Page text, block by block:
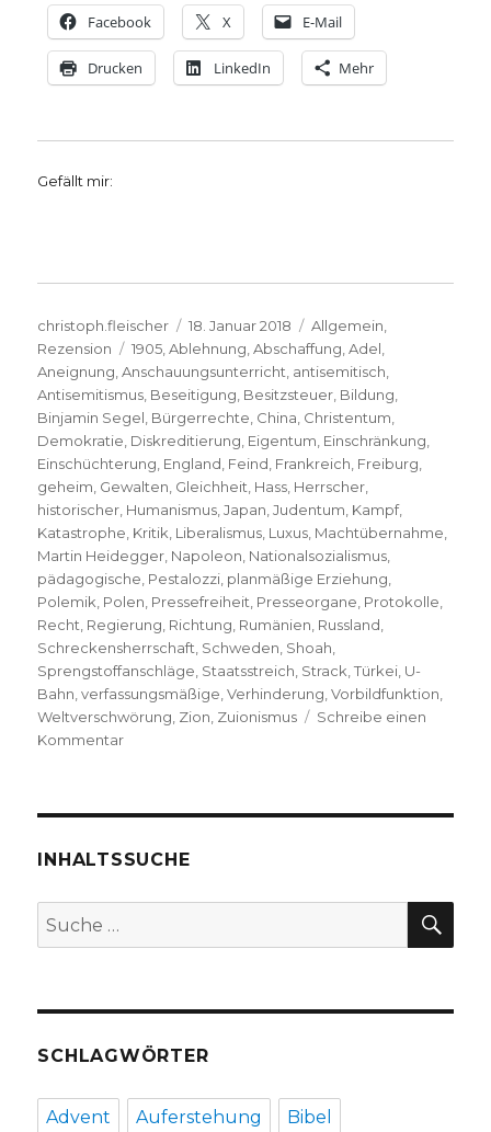
Facebook X E-Mail
Drucken LinkedIn Mehr
Gefällt mir:
Autor
christoph.fleischer
Veröffentlicht
am
18. Januar 2018 Kategorien
Allgemein
Rezension
Schlagwörter
1905 ,Ablehnung ,Abschaffung ,Adel
Aneignung ,Anschauungsunterricht antisemitisch
Antisemitismus Beseitigung Besitzsteuer Bildung
Binjamin Segel Bürgerrechte China Christentum
Demokratie Diskreditierung Eigentum Einschränkung
Einschüchterung England Feind Frankreich Freiburg
geheim Gewalten Gleichheit Hass Herrscher
historischer Humanismus ,Japan ,Judentum Kampf,
Katastrophe Kritik Liberalismus Luxus Machtübernahme
Martin Heidegger Napoleon Nationalsozialismus
pädagogische Pestalozzi planmäßige Erziehung
Polemik Polen Pressefreiheit Presseorgane Protokolle
Recht Regierung Richtung Rumänien Russland
Schreckensherrschaft Schweden Shoah
Sprengstoffanschläge Staatsstreich Strack ,Türkei U-
Bahn ,verfassungsmäßige ,Verhinderung ,Vorbildfunktion
Weltverschwörung Zion Zuionismus
Schreibe einen
Kommentarzu
von
Fleischer,
2018
INHALTSSUCHE
Suche
nach:
SCHLAGWÖRTER
Advent Auferstehung Bibel